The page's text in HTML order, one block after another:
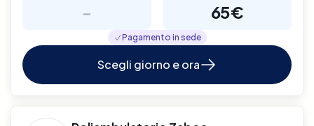
- 65€
Pagamento in sede
Scegli giorno e ora